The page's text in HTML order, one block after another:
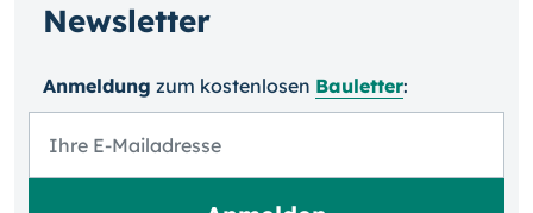
Newsletter
Anmeldung zum kosten­losen Bauletter: